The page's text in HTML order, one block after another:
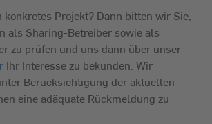
konkretes Projekt? Dann bitten wir Sie,
als Sharing-Betreiber sowie als
zu prüfen und uns dann über unser
Ihr Interesse zu bekunden. Wir
Berücksichtigung der aktuellen
eine adäquate Rückmeldung zu